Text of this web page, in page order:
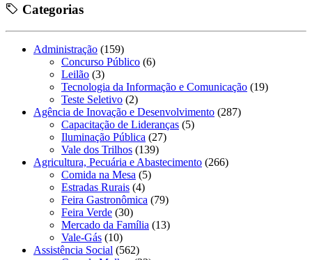
Categorias
Administração (159)
Concurso Público (6)
Leilão (3)
Tecnologia da Informação e Comunicação (19)
Teste Seletivo (2)
Agência de Inovação e Desenvolvimento (287)
Capacitação de Lideranças (5)
Iluminação Pública (27)
Vale dos Trilhos (139)
Agricultura, Pecuária e Abastecimento (266)
Comida na Mesa (5)
Estradas Rurais (4)
Feira Gastronômica (79)
Feira Verde (30)
Mercado da Família (13)
Vale-Gás (10)
Assistência Social (562)